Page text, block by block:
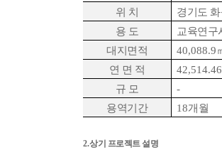
위 치
경기도
용 도
교육연구
대지면적
40,088.9
연 면 적
42,514.46
규 모
-
용역기간
18개월
2.상기 프로젝트 설명